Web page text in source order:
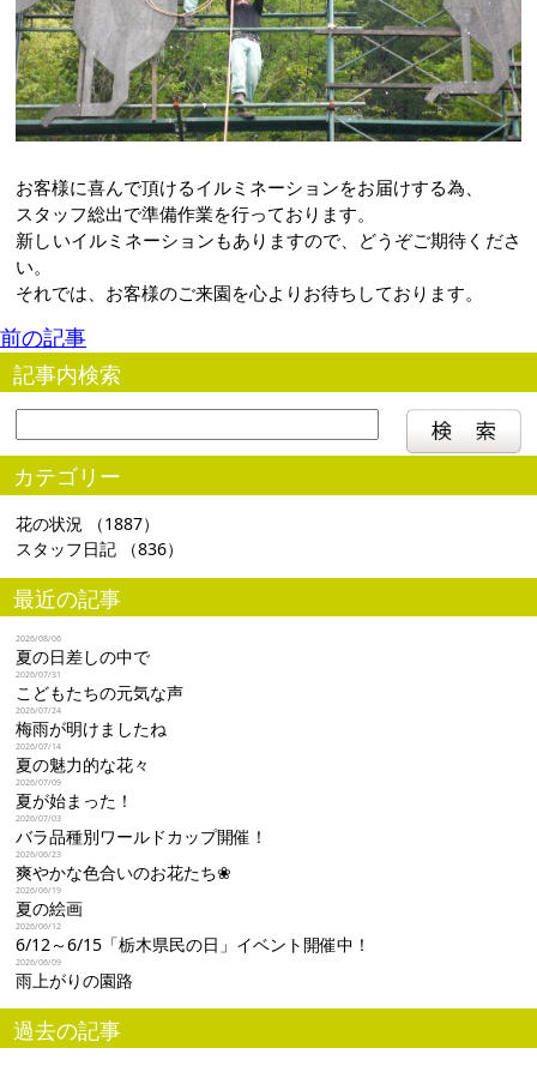
お客様に喜んで頂けるイルミネーションをお届けする為、
スタッフ総出で準備作業を行っております。
新しいイルミネーションもありますので、どうぞご期待くださ
い。
それでは、お客様のご来園を心よりお待ちしております。
前の記事
記事内検索
カテゴリー
花の状況 （1887）
スタッフ日記 （836）
最近の記事
2026/08/06
夏の日差しの中で
2026/07/31
こどもたちの元気な声
2026/07/24
梅雨が明けましたね
2026/07/14
夏の魅力的な花々
2026/07/09
夏が始まった！
2026/07/03
バラ品種別ワールドカップ開催！
2026/06/23
爽やかな色合いのお花たち❀
2026/06/19
夏の絵画
2026/06/12
6/12～6/15「栃木県民の日」イベント開催中！
2026/06/09
雨上がりの園路
過去の記事